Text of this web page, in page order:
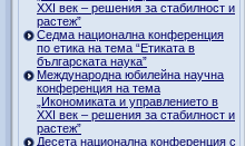
ХХI век – решения за стабилност и
растеж”
Седма национална конференция
по етика на тема “Етиката в
българската наука”
Международна юбилейна научна
конференция на тема
„Икономиката и управлението в
ХХI век – решения за стабилност и
растеж”
Десета национална конференция с